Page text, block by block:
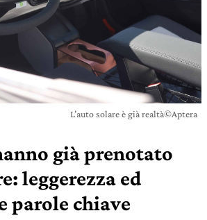
L’auto solare è già realtà©Aptera
già prenotato
leggerezza ed
parole chiave